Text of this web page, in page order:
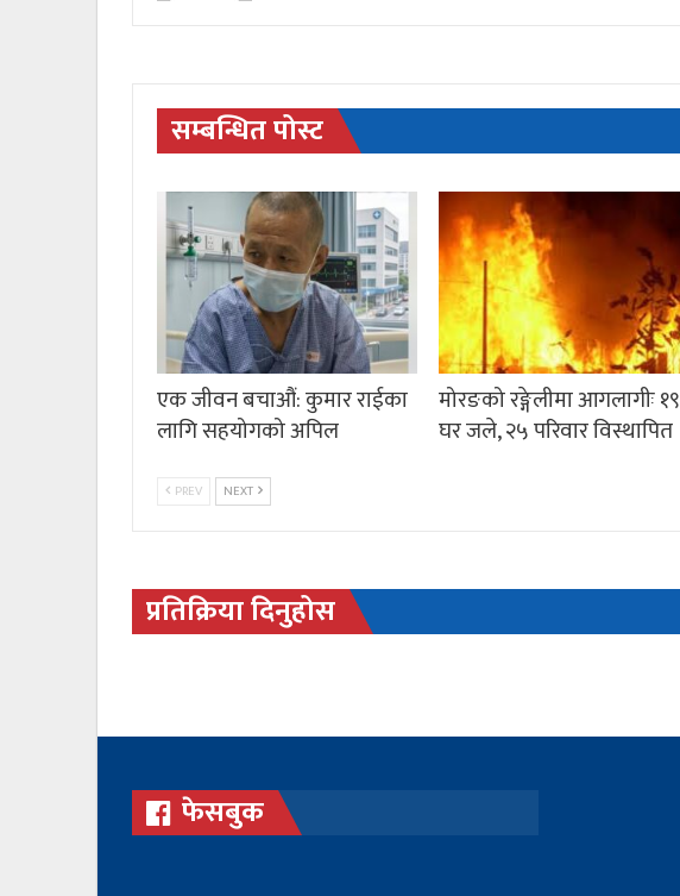
सम्बन्धित पोस्ट
एक जीवन बचाऔं: कुमार राईका
लागि सहयोगको अपिल
मोरङको रङ्गेलीमा आगलागीः १९
घर जले, २५ परिवार विस्थापित
PREV NEXT
प्रतिक्रिया दिनुहोस
फेसबुक